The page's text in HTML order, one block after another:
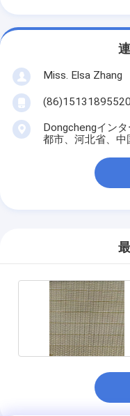
Miss. Elsa Zhang
(86)15131895520
Dongchengイン
都市、河北省、中